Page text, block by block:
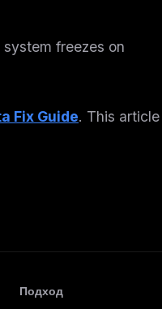
freezes on
Fix Guide. This article
Подход